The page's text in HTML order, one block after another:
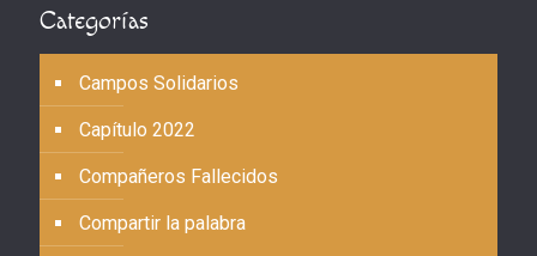
Categorías
Campos Solidarios
Capítulo 2022
Compañeros Fallecidos
Compartir la palabra